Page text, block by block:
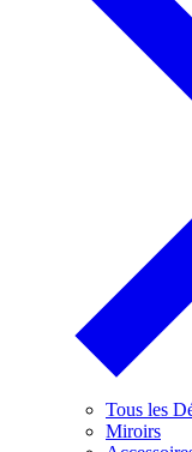
Tous les
Miroirs